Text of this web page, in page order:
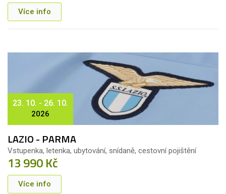
Více info
23. 10. - 26. 10.
2026
LAZIO - PARMA
Vstupenka, letenka, ubytování, snídaně, cestovní pojištění
13 990 Kč
Více info